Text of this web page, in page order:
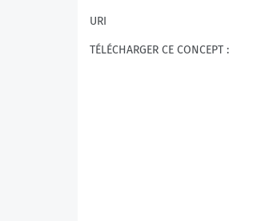
URI
TÉLÉCHARGER CE CONCEPT :